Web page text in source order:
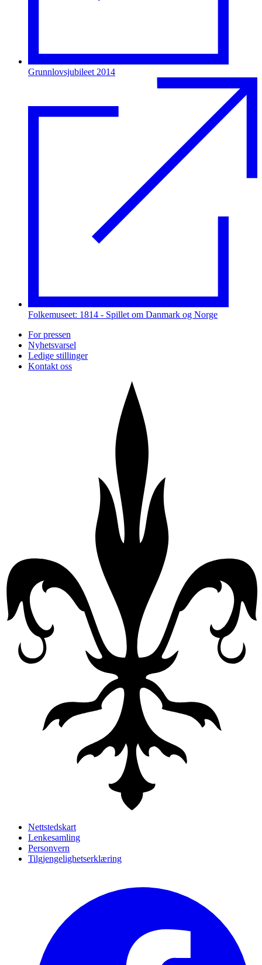
Grunnlovsjubileet 2014
Folkemuseet: 1814 - Spillet om Danmark og Norge
For pressen
Nyhetsvarsel
Ledige stillinger
Kontakt oss
Nettstedskart
Lenkesamling
Personvern
Tilgjengelighetserklæring